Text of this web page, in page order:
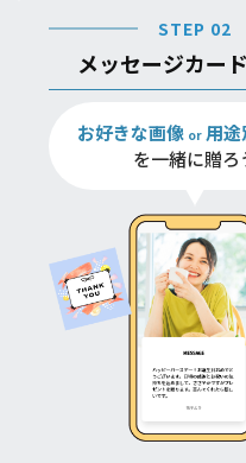
STEP 02
メッセージカー
お好きな画像 or 用途
を一緒に贈ろ